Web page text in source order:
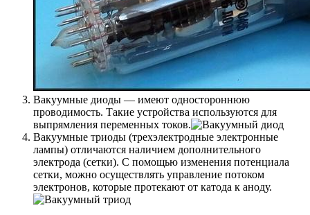
Вакуумные диоды — имеют одностороннюю
проводимость. Такие устройства используются для
выпрямления переменных токов.
Вакуумные триоды (трехэлектродные электронные
лампы) отличаются наличием дополнительного
электрода (сетки). С помощью изменения потенциала
сетки, можно осуществлять управление потоком
электронов, которые протекают от катода к аноду.